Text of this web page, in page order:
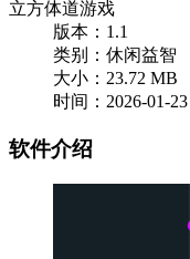
立方体道游戏
版本：1.1
类别：休闲益智
大小：23.72 MB
时间：2026-01-23
软件介绍